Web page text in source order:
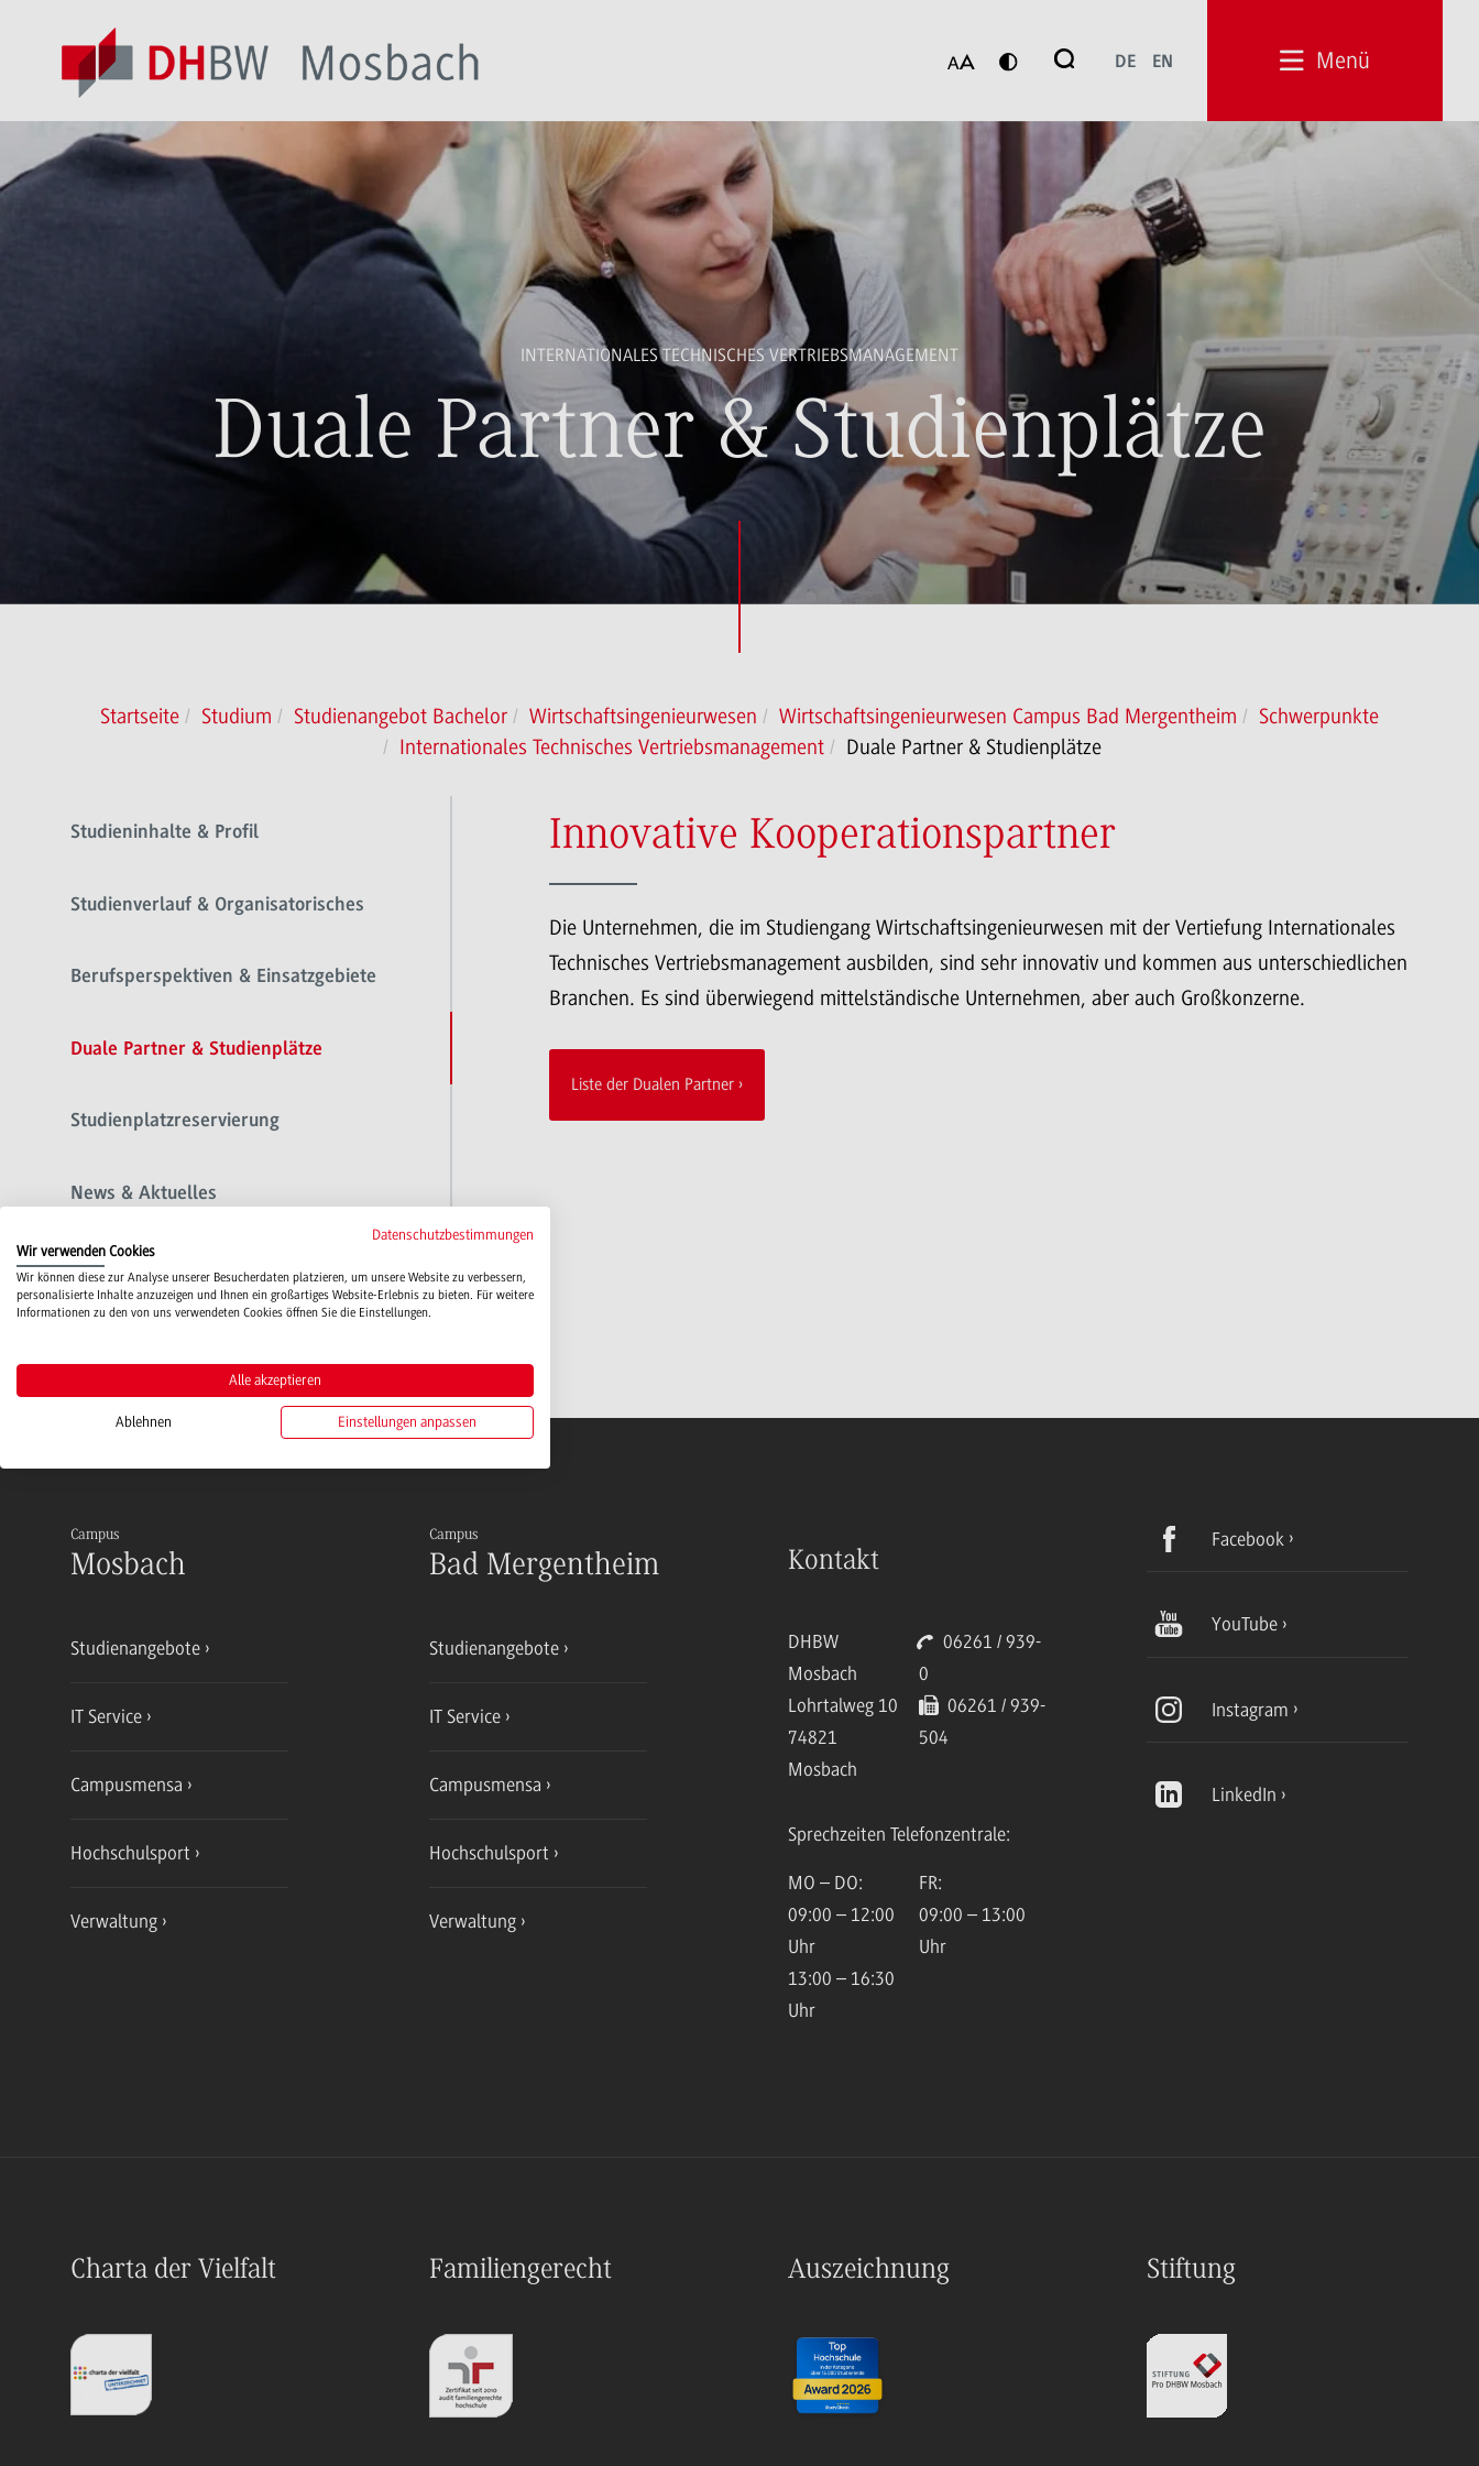
Suche
DE EN Menü
INTERNATIONALES TECHNISCHES VERTRIEBSMANAGEMENT
Duale Partner & Studienplätze
Startseite Studium Studienangebot Bachelor Wirtschaftsingenieurwesen Wirtschaftsingenieurwesen Campus Bad Mergentheim
Schwerpunkte
Internationales Technisches Vertriebsmanagement
Duale Partner & Studienplätze
Studieninhalte & Profil
Studienverlauf & Organisatorisches
Berufsperspektiven & Einsatzgebiete
Duale Partner & Studienplätze
Studienplatzreservierung
News & Aktuelles
Dokumente & Downloads
Innovative Kooperationspartner
Die Unternehmen, die im Studiengang Wirtschaftsingenieurwesen mit der Vertiefung Internationales
Technisches Vertriebsmanagement ausbilden, sind sehr innovativ und kommen aus unterschiedlichen
Branchen. Es sind überwiegend mittelständische Unternehmen, aber auch Großkonzerne.
Liste der Dualen Partner
Campus
Mosbach
Studienangebote
IT Service
Campusmensa
Hochschulsport
Verwaltung
Campus
Bad Mergentheim
Studienangebote
IT Service
Campusmensa
Hochschulsport
Verwaltung
Kontakt
DHBW
Mosbach
Lohrtalweg 10
74821
Mosbach
06261 / 939-
0
06261 / 939-
504
Sprechzeiten Telefonzentrale:
MO – DO:
09:00 – 12:00
Uhr
13:00 – 16:30
Uhr
FR:
09:00 – 13:00
Uhr
Facebook
YouTube
Instagram
LinkedIn
Charta der Vielfalt Familiengerecht Auszeichnung Stiftung
Datenschutzbestimmungen
Wir verwenden Cookies
Wir können diese zur Analyse unserer Besucherdaten platzieren, um unsere Website zu verbessern,
personalisierte Inhalte anzuzeigen und Ihnen ein großartiges Website-Erlebnis zu bieten. Für weitere
Informationen zu den von uns verwendeten Cookies öffnen Sie die Einstellungen.
Alle akzeptieren
Ablehnen Einstellungen anpassen